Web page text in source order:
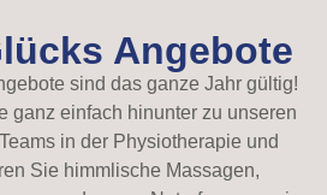
Angebote
sind das ganze Jahr gültig!
ganz einfach hinunter zu unseren
in der Physiotherapie und
Sie himmlische Massagen,